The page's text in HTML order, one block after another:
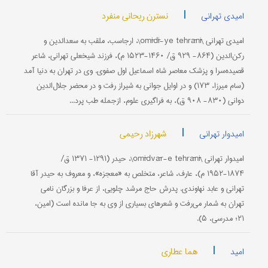
امیدی تهرانی | نسترن ریحانی منفرد
امیدی تهرانی \omīdī-ye tehrānī\، ارجاسب، ملقب به سعدالدین و
رکن‌الدین (۸۶۴- ۹۲۹ ق/ ۱۴۶۰-۱۵۲۳ م)، فرزند شیخعلی تهرانی، شاعر
قصیده‌سرا و پزشک معاصر شاه اسماعیل اول صفوی. وی در تهران به دنیا آمد
(سام میرزا، ۱۷۳) و در اوایل جوانی به شیراز رفت و در محضر جلال‌الدین
دوانی (۸۳۰- ۹۰۸ ق)، به فراگیری علوم، ازجمله طب پرد...
امیدوار تهرانی | شهرزاد رحیمی
امیدوار تهرانی \omīdvār-e tehrānī\، حیدر (۱۲۹۱- ۱۳۷۱ ق/
۱۸۷۴-۱۹۵۲ م)، عارف، شاعر، متخلص به «معجزه»، و معروف به حیدر آقا
تهرانی و عابد نهاوندی. پدرش حاج مرشد چلویی، از عرفا و بزرگان نامی
تهران به شمار می‌رفت و شعرهای بسیاری از وی به جا مانده است (امین،
۲۱؛ مدرسی، ۵).
امید | هما عطاری